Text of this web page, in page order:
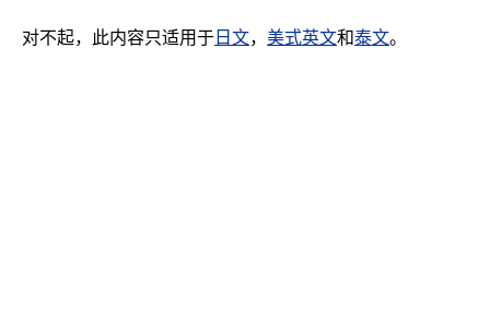
对不起，此内容只适用于日文， 美式英文和泰文。